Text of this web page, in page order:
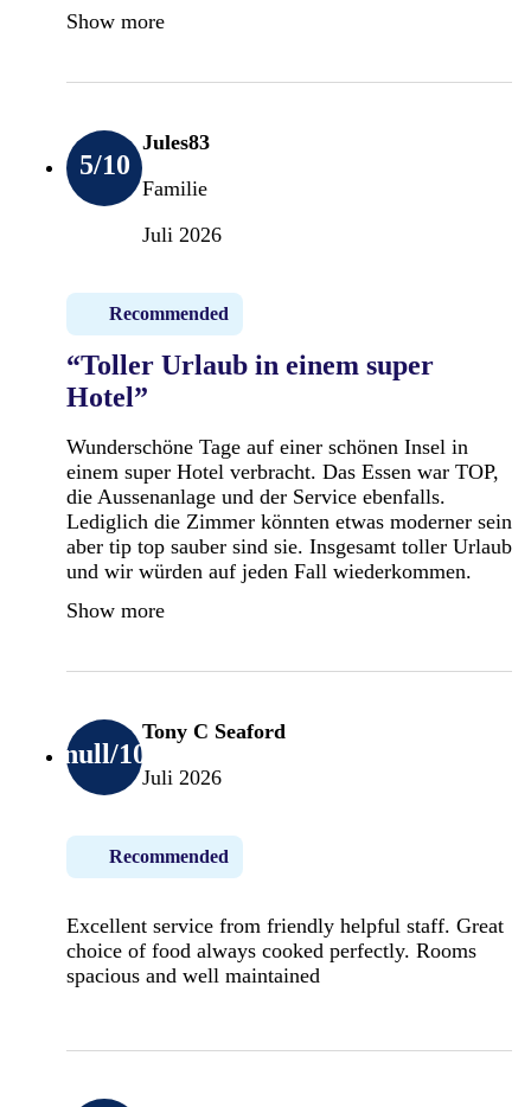
Show more
5/10
Jules83
Familie
Juli 2026
Recommended
“Toller Urlaub in einem super
Hotel”
Wunderschöne Tage auf einer schönen Insel in
einem super Hotel verbracht. Das Essen war TOP,
die Aussenanlage und der Service ebenfalls.
Lediglich die Zimmer könnten etwas moderner sein
aber tip top sauber sind sie. Insgesamt toller Urlaub
und wir würden auf jeden Fall wiederkommen.
Show more
null/10
Tony C Seaford
Juli 2026
Recommended
Excellent service from friendly helpful staff. Great
choice of food always cooked perfectly. Rooms
spacious and well maintained